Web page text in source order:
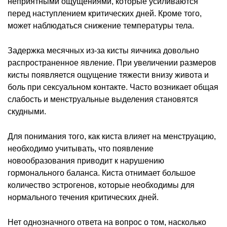
перед наступлением критических дней. Кроме того,
может наблюдаться снижение температуры тела.
Задержка месячных из-за кисты яичника довольно
распространенное явление. При увеличении размеров
кисты появляется ощущение тяжести внизу живота и
боль при сексуальном контакте. Часто возникает общая
слабость и менструальные выделения становятся
скудными.
Для понимания того, как киста влияет на менструацию,
необходимо учитывать, что появление
новообразования приводит к нарушению
гормонального баланса. Киста отнимает большое
количество эстрогенов, которые необходимы для
нормального течения критических дней.
Нет однозначного ответа на вопрос о том, насколько